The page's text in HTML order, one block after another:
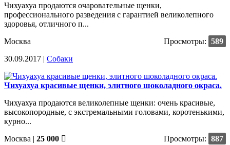
Чихуахуа продаются очаровательные щенки,
профессионального разведения с гарантией великолепного
здоровья, отличного п...
Москва
Просмотры: 589
30.09.2017 | Собаки
Чихуахуа красивые щенки, элитного шоколадного окраса.
Чихуахуа продаются великолепные щенки: очень красивые,
высокопородные, с экстремальными головами, коротенькими,
курно...
Москва | 25 000 Просмотры: 887